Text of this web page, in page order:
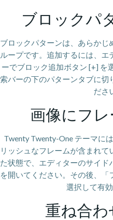
ブロックパ
ブロックパターンは、あらか
ループです。追加するには、
ーでブロック追加ボタン [+] を
索バーの下のパターンタブに切
ださ
画像にフ
Twenty Twenty-One テーマに
リッシュなフレームが含まれ
た状態で、エディターのサイ
を開いてください。その後、
選択して有効
重ね合